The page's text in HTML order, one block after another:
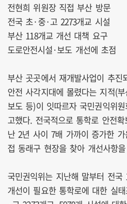
전현희 위원장 직접 부산 방문
전국 초·중·고 2273개교 시설
부산 118개교 개선 대책 요구
도로안전시설·보도 개선에 초점
부산 곳곳에서 재개발사업이 추
안전 사각지대에 몰렸다는 지적(
보도 등)이 잇따르자 국민권익위
고했다. 전국적으로 통학로 안전
난 2년 사이 7배 가까이 증가한
접 동래구 현장을 찾아 개선사항
국민권익위는 지난해 말부터 전국
개선이 필요한 통학로에 대한 실